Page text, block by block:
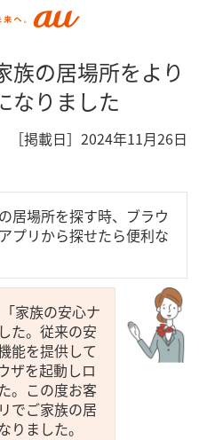
族の居場所をより
なりました
［掲載日］2024年11月26日
居場所を探す時、ブラウ
プリから探せたら便利な
家族の安心ナ
た。従来の安
能を提供して
ザを起動しロ
。この度お客
でご家族の居
りました。